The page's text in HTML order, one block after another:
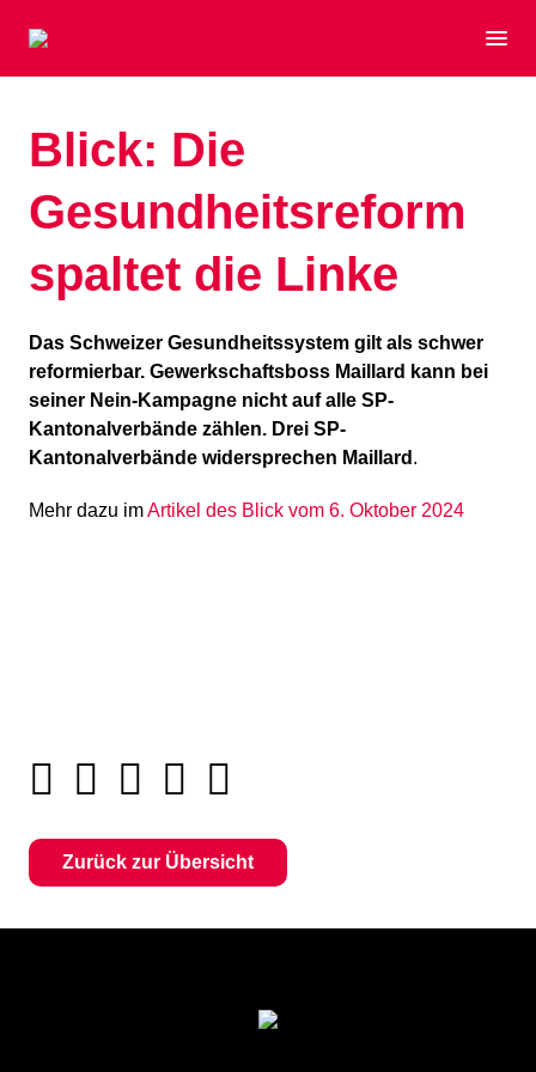
Blick: Die
Gesundheitsreform
spaltet die Linke
Das Schweizer Gesundheitssystem gilt als schwer
reformierbar. Gewerkschaftsboss Maillard kann bei
seiner Nein-Kampagne nicht auf alle SP-
Kantonalverbände zählen. Drei SP-
Kantonalverbände widersprechen Maillard .
Mehr dazu imArtikel des Blick vom 6. Oktober 2024
Zurück zur Übersicht